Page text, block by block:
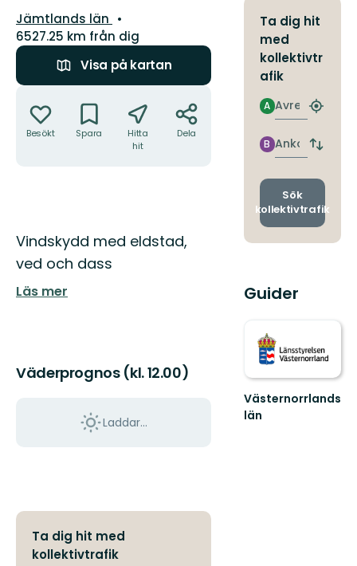
Län:
Jämtlands län
6527.25 km från dig
Visa på kartan
Besökt Spara
Hitta
hit
Dela
Beskrivning
Vindskydd med eldstad,
ved och dass
Läs mer
Väderprognos (kl. 12.00)
Laddar...
Ta dig hit med
kollektivtrafik
Ta dig hit
med
kollektivtr
afik
Avresa
A
Hitta
Ankomst
B
Byt
och
Sök
kollektivtrafik
Guider
Västernorrlands
län